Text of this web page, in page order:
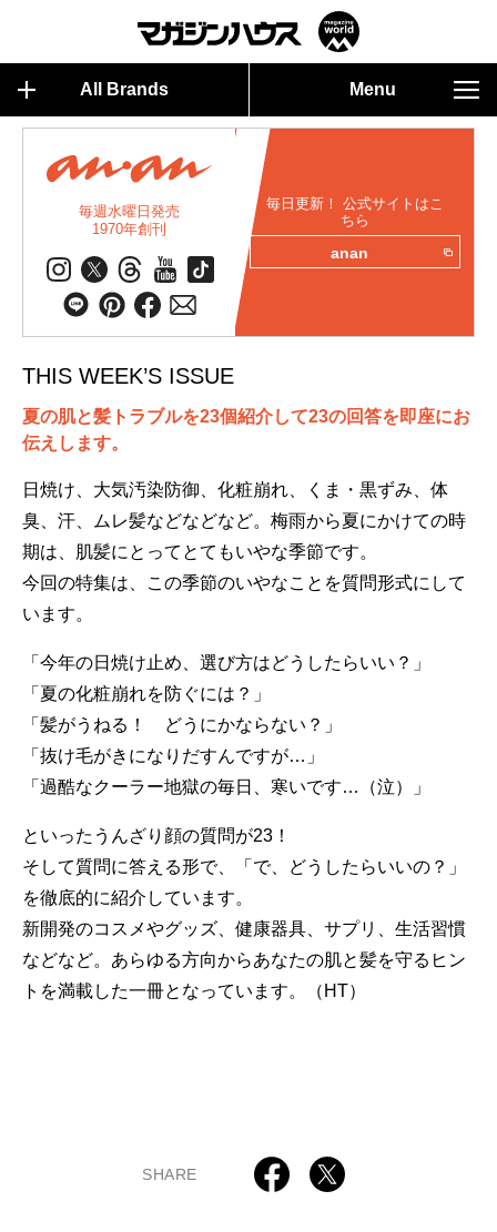
All Brands Menu
毎週水曜日発売
1970年創刊
毎日更新！ 公式サイトはこ
ちら
anan
THIS WEEK’S ISSUE
夏の肌と髪トラブルを23個紹介して23の回答を即座にお
伝えします。
日焼け、大気汚染防御、化粧崩れ、くま・黒ずみ、体
臭、汗、ムレ髪などなどなど。梅雨から夏にかけての時
期は、肌髪にとってとてもいやな季節です。
今回の特集は、この季節のいやなことを質問形式にして
います。
「今年の日焼け止め、選び方はどうしたらいい？」
「夏の化粧崩れを防ぐには？」
「髪がうねる！ どうにかならない？」
「抜け毛がきになりだすんですが…」
「過酷なクーラー地獄の毎日、寒いです…（泣）」
といったうんざり顔の質問が23！
そして質問に答える形で、「で、どうしたらいいの？」
を徹底的に紹介しています。
新開発のコスメやグッズ、健康器具、サプリ、生活習慣
などなど。あらゆる方向からあなたの肌と髪を守るヒン
トを満載した一冊となっています。（HT）
SHARE